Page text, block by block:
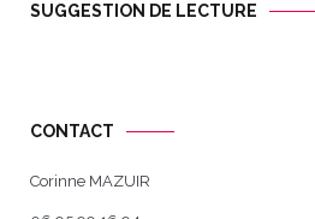
SUGGESTION DE LECTURE
CONTACT
Corinne MAZUIR